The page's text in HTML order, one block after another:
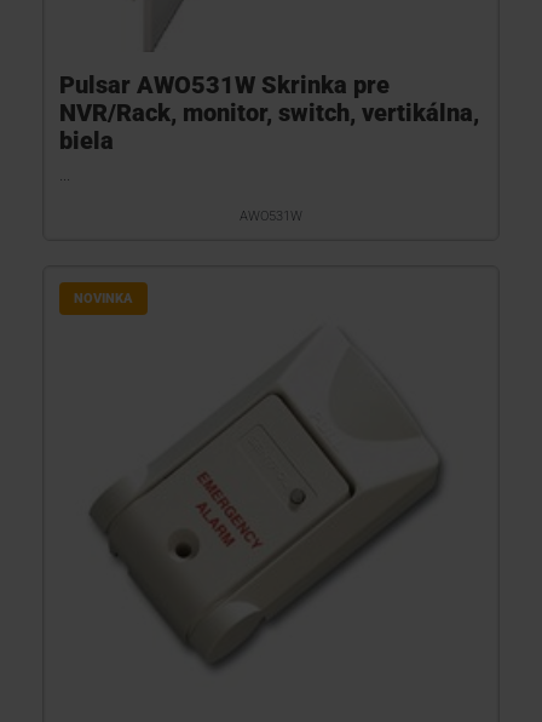
Pulsar AWO531W Skrinka pre
NVR/Rack, monitor, switch, vertikálna,
biela
AWO531W
NOVINKA